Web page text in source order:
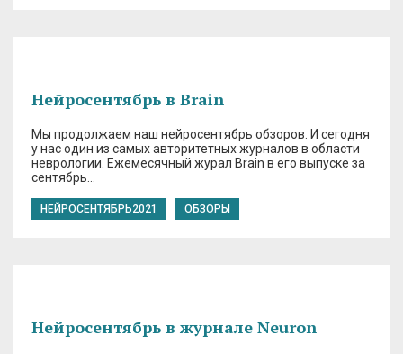
Нейросентябрь в Brain
Мы продолжаем наш нейросентябрь обзоров. И сегодня
у нас один из самых авторитетных журналов в области
неврологии. Ежемесячный журал Brain в его выпуске за
сентябрь…
НЕЙРОСЕНТЯБРЬ2021 ОБЗОРЫ
Нейросентябрь в журнале Neuron